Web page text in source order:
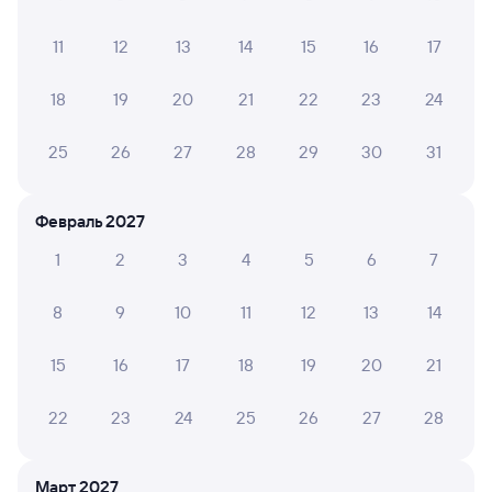
Путешественникам нравятся эти варианты
8,9
Фрегат
Отзывы пассажиров Туту о поездах
11 12 13 14 15 16 17
18 19 20 21 22 23 24
25 26 27 28 29 30 31
Февраль 2027
1
2 3 4 5 6 7
8 9 10 11 12 13 14
15 16 17 18 19 20 21
22 23 24 25 26 27 28
Март 2027